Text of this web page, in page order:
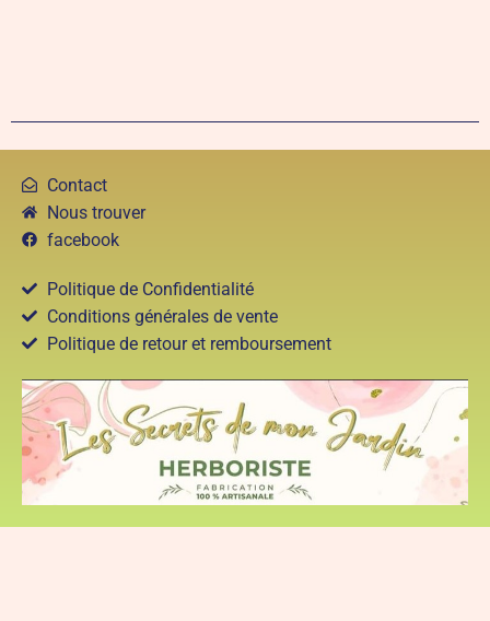
Contact
Nous trouver
facebook
Politique de Confidentialité
Conditions générales de vente
Politique de retour et remboursement